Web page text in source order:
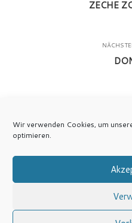
Wir verwenden Cookies, um
optimieren.
ZECHE